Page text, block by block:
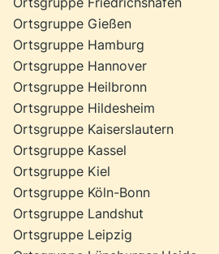
Ortsgruppe Gießen
Ortsgruppe Hamburg
Ortsgruppe Hannover
Ortsgruppe Heilbronn
Ortsgruppe Hildesheim
Ortsgruppe Kaiserslautern
Ortsgruppe Kassel
Ortsgruppe Kiel
Ortsgruppe Köln-Bonn
Ortsgruppe Landshut
Ortsgruppe Leipzig